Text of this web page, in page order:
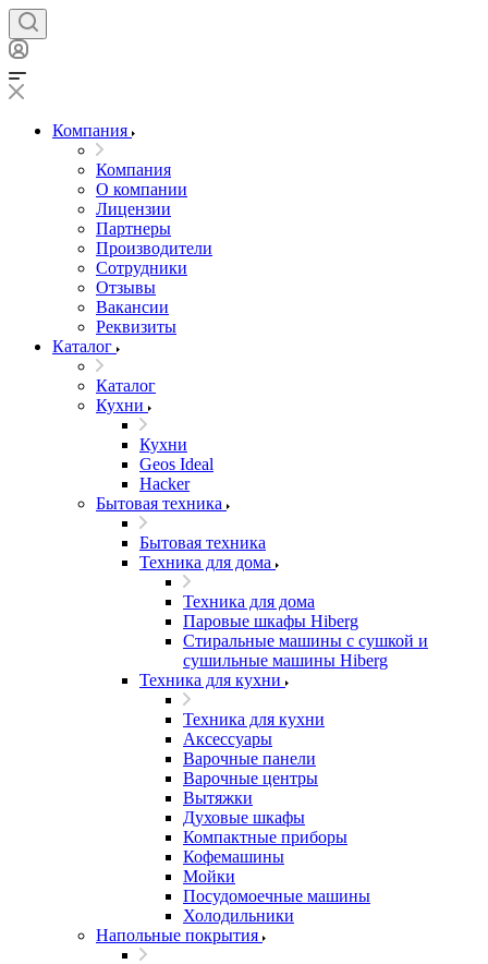
Компания
Компания
О компании
Лицензии
Партнеры
Производители
Сотрудники
Отзывы
Вакансии
Реквизиты
Каталог
Каталог
Кухни
Кухни
Geos Ideal
Hacker
Бытовая техника
Бытовая техника
Техника для дома
Техника для дома
Паровые шкафы Hiberg
Стиральные машины с сушкой и
сушильные машины Hiberg
Техника для кухни
Техника для кухни
Аксессуары
Варочные панели
Варочные центры
Вытяжки
Духовые шкафы
Компактные приборы
Кофемашины
Мойки
Посудомоечные машины
Холодильники
Напольные покрытия